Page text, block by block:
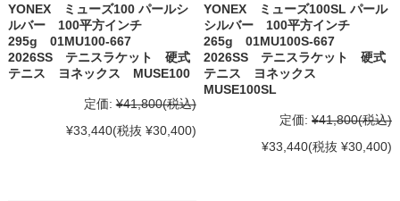
YONEX ミューズ100 パールシ
ルバー 100平方インチ
295g 01MU100-667
2026SS テニスラケット 硬式
テニス ヨネックス MUSE100
定価: ¥41,800(税込)
¥33,440(税抜 ¥30,400)
YONEX ミューズ100SL パール
シルバー 100平方インチ
265g 01MU100S-667
2026SS テニスラケット 硬式
テニス ヨネックス
MUSE100SL
定価: ¥41,800(税込)
¥33,440(税抜 ¥30,400)